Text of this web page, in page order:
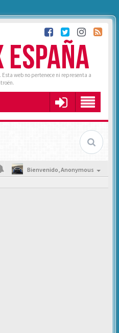
web no pertenece ni representa a
Bienvenido,Anonymous